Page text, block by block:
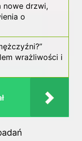
nowe drzwi,
o
wrażliwości i